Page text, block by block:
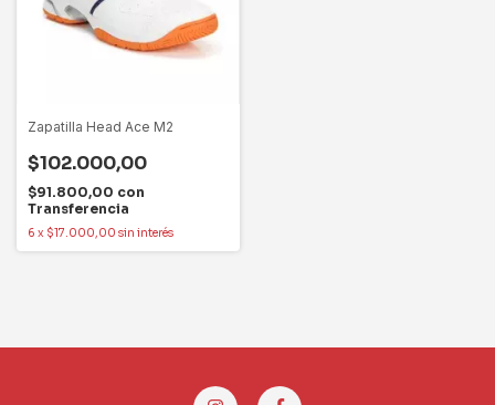
Zapatilla Head Ace M2
$102.000,00
$91.800,00 con
Transferencia
6 x $17.000,00 sin interés